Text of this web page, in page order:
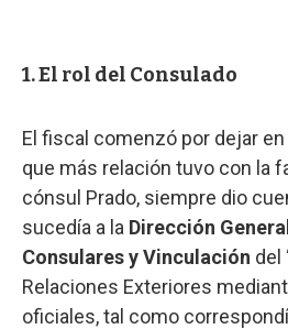
1. El rol del Consulado
El fiscal comenzó por dejar
que más relación tuvo con la
cónsul Prado, siempre dio
sucedía a la Dirección
Consulares y Vinculación del
Relaciones Exteriores
oficiales, tal como